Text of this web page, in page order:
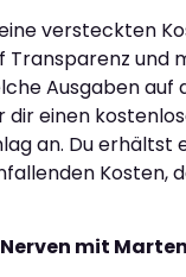
versteckten
und
Ausgaben auf
dir einen
an. Du erhältst
Kosten,
mit